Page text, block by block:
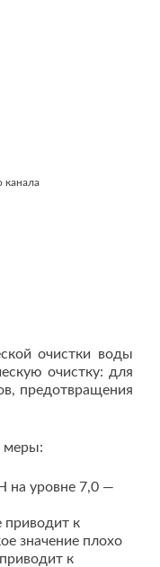
канала
очистки воды
очистку: для
предотвращения
меры:
на уровне 7,0 —
приводит к
значение плохо
к